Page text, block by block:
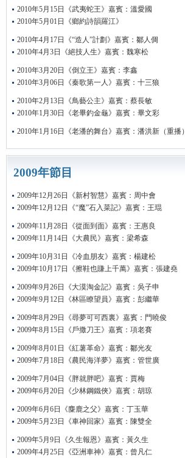
2010年5月15日《武夷蛇王》嘉賓：溫愛國
2010年5月01日《鄉約詩韻羅江》
2010年4月17日《“造人”計劃》嘉賓：鄒人倜
2010年4月3日《絕技人生》嘉賓：魏寒松
2010年3月20日《倒立王》嘉賓：李鑫
2010年3月06日《秦歌第一人》嘉賓：十三狼
2010年2月13日《鳥藝公主》嘉賓：蔡長敏
2010年1月30日《老畢釣金龜》嘉賓：畢文彩
2010年1月16日《老潘的舞台》嘉賓：潘洪新（重播）
2009年節目
2009年12月26日《新村智慧》嘉賓：周中會
2009年12月12日《“魔”石入菜記》嘉賓：王琨
2009年11月28日《從面到面》嘉賓：王惠良
2009年11月14日《大農民》嘉賓：梁希森
2009年10月31日《冷血朋友》嘉賓：楊建松
2009年10月17日《擦鞋也賺上千萬》嘉賓：張建堯
2009年9月26日《大漠淘金記》嘉賓：吳子申
2009年9月12日《林區瞭望員》嘉賓：彭繼華
2009年8月29日《尋夢可可西裏》嘉賓：門曉俊
2009年8月15日《戶撒刀王》嘉賓：項老賽
2009年8月01日《紅薯革命》嘉賓：鄒光友
2009年7月18日《農民海洋夢》嘉賓：管世廣
2009年7月04日《胖就胖吧》嘉賓：賈梅
2009年6月20日《少林鋼鐵俠》嘉賓：胡琼
2009年6月6日《麋鹿之父》嘉賓：丁玉華
2009年5月23日《車神回家》嘉賓：陳雙全
2009年5月9日《久生報恩》嘉賓：黃久生
2009年4月25日《亞洲車神》嘉賓：曾凡仁